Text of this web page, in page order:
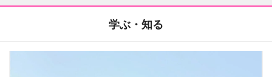
学ぶ・知る